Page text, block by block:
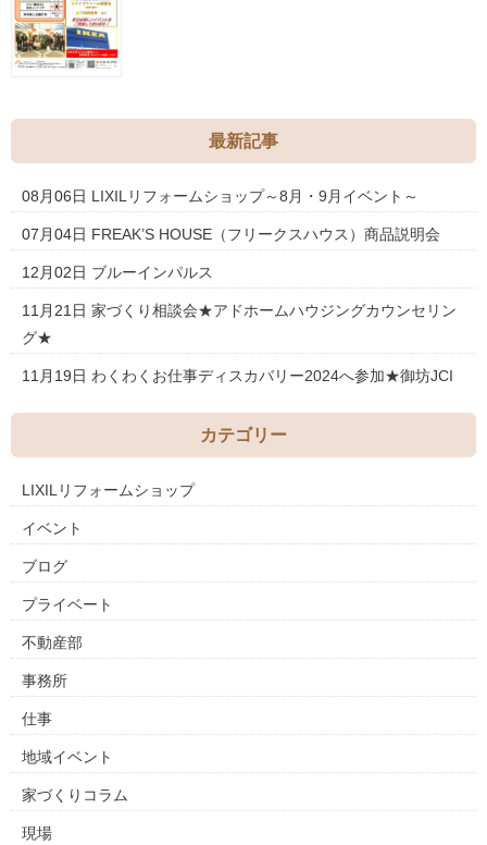
最新記事
08月06日 LIXILリフォームショップ～8月・9月イベント～
07月04日 FREAK’S HOUSE（フリークスハウス）商品説明会
12月02日 ブルーインパルス
11月21日 家づくり相談会★アドホームハウジングカウンセリン
グ★
11月19日 わくわくお仕事ディスカバリー2024へ参加★御坊JCI
カテゴリー
LIXILリフォームショップ
イベント
ブログ
プライベート
不動産部
事務所
仕事
地域イベント
家づくりコラム
現場